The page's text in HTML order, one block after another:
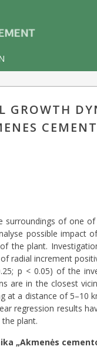
GROWTH
of one
possible
the plant.
increment
p < 0.05) of the
in the closest
a distance of 5–10
regression results
plant.
„Akmenės